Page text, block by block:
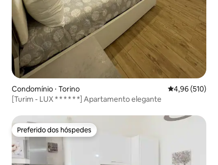
Condomínio ⋅ Torino 4,96 de uma
4,96 (510)
[Turim - LUX * * * * * *] Apartamento elegante
Preferido dos hóspedes
Preferido dos hóspedes